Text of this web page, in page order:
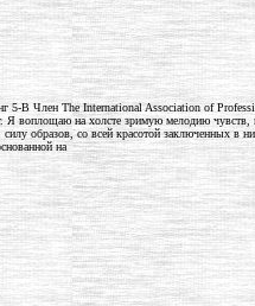
5-В Член The International Association of
воплощаю на холсте зримую мелодию чувств,
образов, со всей красотой заключенных в
на